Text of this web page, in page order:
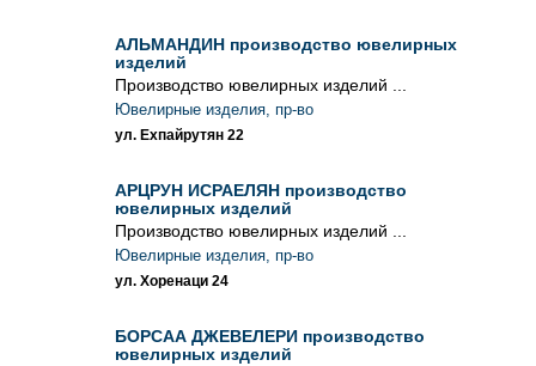
АЛЬМАНДИН производство ювелирных
изделий
Производство ювелирных изделий ...
Ювелирные изделия, пр-во
ул. Ехпайрутян 22
АРЦРУН ИСРАЕЛЯН производство
ювелирных изделий
Производство ювелирных изделий ...
Ювелирные изделия, пр-во
ул. Хоренаци 24
БОРСАА ДЖЕВЕЛЕРИ производство
ювелирных изделий